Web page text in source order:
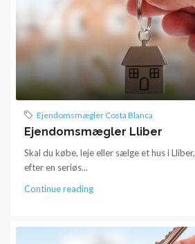
Ejendomsmægler Costa Blanca
Ejendomsmægler Lliber
Skal du købe, leje eller sælge et hus i
efter en seriøs...
Continue reading